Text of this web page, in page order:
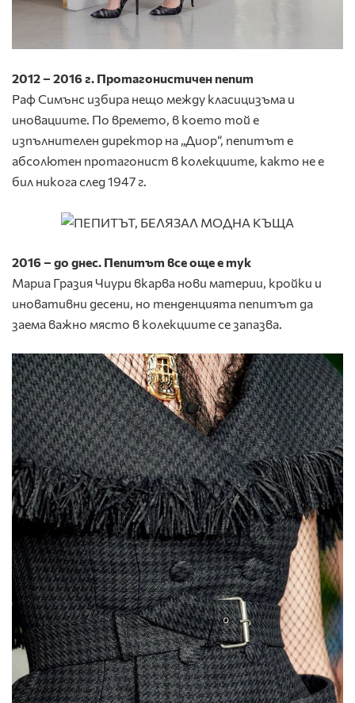
2012 – 2016 г. Протагонистичен пепит
Раф Симънс избира нещо между класицизъма и
иновациите. По времето, в което той е
изпълнителен директор на „Диор“, пепитът е
абсолютен протагонист в колекциите, както не е
бил никога след 1947 г.
2016 – до днес. Пепитът все още е тук
Мариа Гразия Чиури вкарва нови материи, кройки и
иновативни десени, но тенденцията пепитът да
заема важно място в колекциите се запазва.